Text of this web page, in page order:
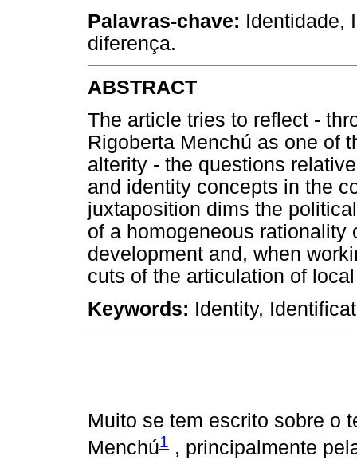
Palavras-chave: Identidade,
diferença.
ABSTRACT
The article tries to reflect -
Rigoberta Menchú as one of
alterity - the questions
and identity concepts in the
juxtaposition dims the
of a homogeneous
development and, when
cuts of the articulation of
Keywords: Identity,
Muito se tem escrito sobre o
Menchú1 , principalmente